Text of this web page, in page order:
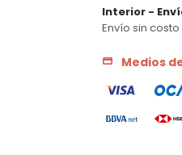
Interior -
Envío sin
Medios